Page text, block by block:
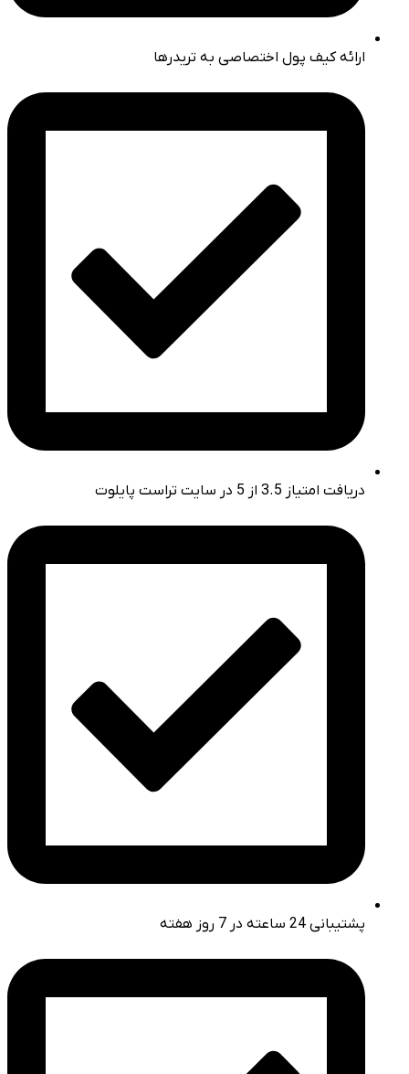
ارائه کیف پول اختصاصی به تریدرها
دریافت امتیاز 3.5 از 5 در سایت تراست پایلوت
پشتیبانی 24 ساعته در 7 روز هفته